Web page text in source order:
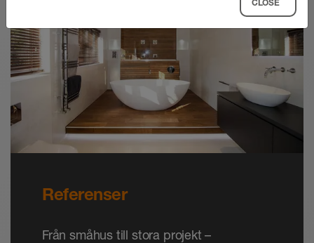
Referenser
Från småhus till stora projekt –
CLOSE